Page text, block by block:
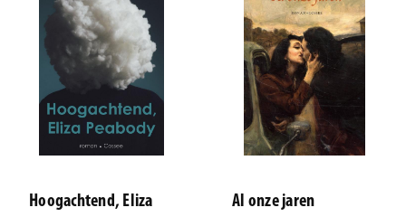
Hoogachtend, Eliza Al onze jaren